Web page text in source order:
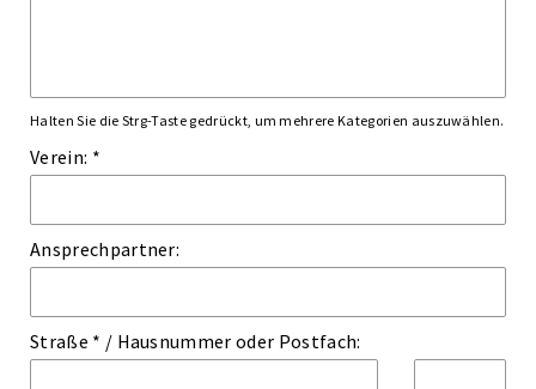
Halten Sie die Strg-Taste gedrückt, um mehrere Kategorien auszuwählen.
Verein: *
Ansprechpartner:
Straße * / Hausnummer oder Postfach: